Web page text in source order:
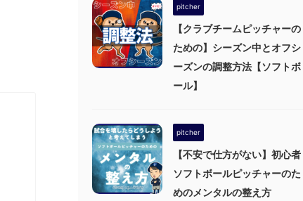
pitcher
【クラブチームピッチャーの
ための】シーズン中とオフシ
ーズンの調整方法【ソフトボ
ール】
pitcher
【不安で仕方がない】初心者
ソフトボールピッチャーのた
めのメンタルの整え方